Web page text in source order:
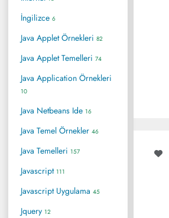
İngilizce 6
Java Applet Örnekleri 82
Java Applet Temelleri 74
Java Application Örnekleri
10
Java Netbeans Ide 16
Java Temel Örnekler 46
Java Temelleri 157
Javascript 111
Javascript Uygulama 45
Jquery 12